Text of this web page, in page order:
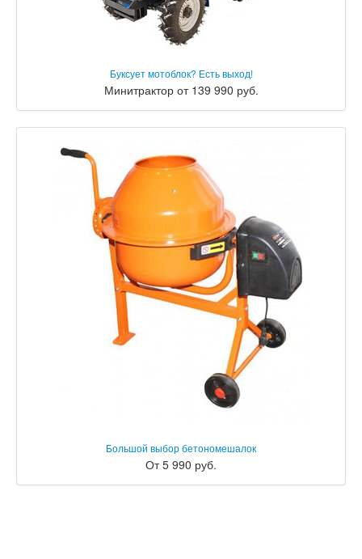
Буксует мотоблок? Есть выход!
Минитрактор от 139 990 руб.
Большой выбор бетономешалок
От 5 990 руб.